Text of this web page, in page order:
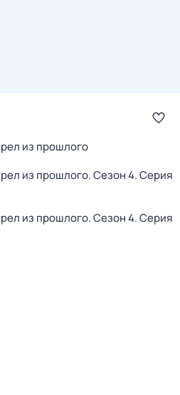
из прошлого
из прошлого. Сезон 4. Серия
из прошлого. Сезон 4. Серия